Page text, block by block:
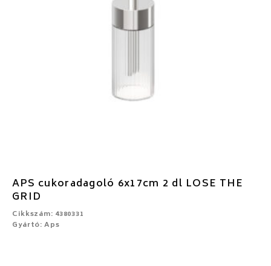
APS cukoradagoló 6x17cm 2 dl LOSE THE
GRID
Cikkszám: 4380331
Gyártó: Aps